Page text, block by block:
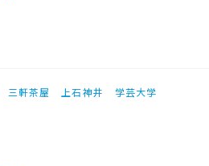
三軒茶屋 上石神井
学芸大学